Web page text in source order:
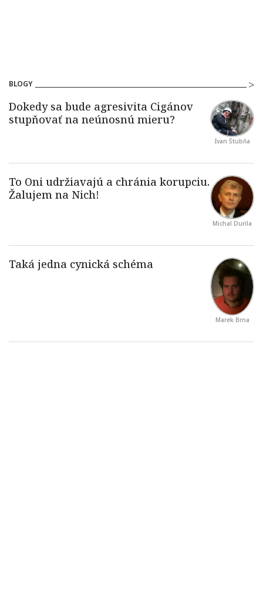
BLOGY
Ivan Štubňa
Michal Durila
Marek Brna